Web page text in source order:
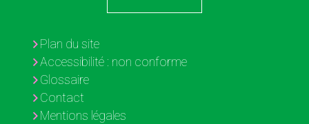
Plan du site
Accessibilité : non conforme
Glossaire
Contact
Mentions légales